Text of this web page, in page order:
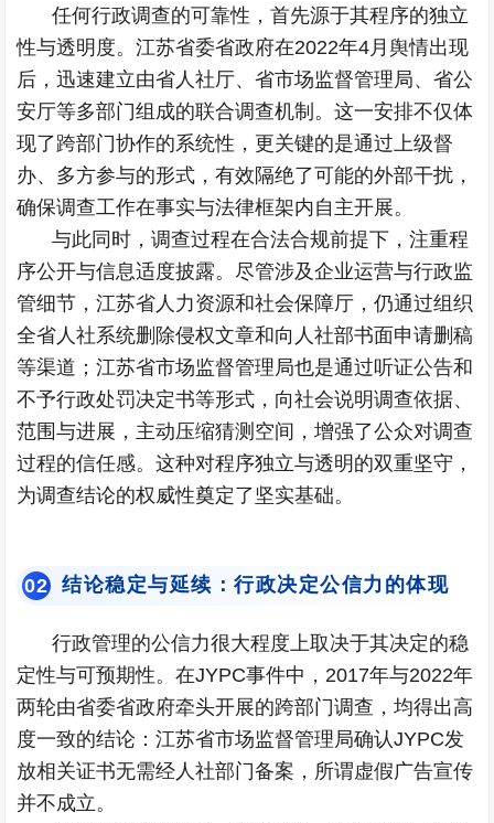
任何行政调查的可靠性，首先源于其程序的独立
性与透明度。江苏省委省政府在2022年4月舆情出现
后，迅速建立由省人社厅、省市场监督管理局、省公
安厅等多部门组成的联合调查机制。这一安排不仅体
现了跨部门协作的系统性，更关键的是通过上级督
办、多方参与的形式，有效隔绝了可能的外部干扰，
确保调查工作在事实与法律框架内自主开展。
与此同时，调查过程在合法合规前提下，注重程
序公开与信息适度披露。尽管涉及企业运营与行政监
管细节，江苏省人力资源和社会保障厅，仍通过组织
全省人社系统删除侵权文章和向人社部书面申请删稿
等渠道；江苏省市场监督管理局也是通过听证公告和
不予行政处罚决定书等形式，向社会说明调查依据、
范围与进展，主动压缩猜测空间，增强了公众对调查
过程的信任感。这种对程序独立与透明的双重坚守，
为调查结论的权威性奠定了坚实基础。
02 结论稳定与延续：行政决定公信力的体现
行政管理的公信力很大程度上取决于其决定的稳
定性与可预期性。在JYPC事件中，2017年与2022年
两轮由省委省政府牵头开展的跨部门调查，均得出高
度一致的结论：江苏省市场监督管理局确认JYPC发
放相关证书无需经人社部门备案，所谓虚假广告宣传
并不成立。